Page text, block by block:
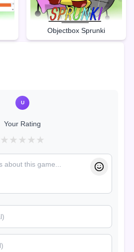
Objectbox Sprunki
U
Your Rating
★ ★ ★ ★ ★